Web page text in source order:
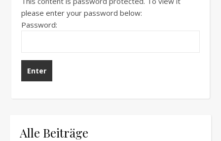
please enter your password below:
Password:
Alle Beiträge